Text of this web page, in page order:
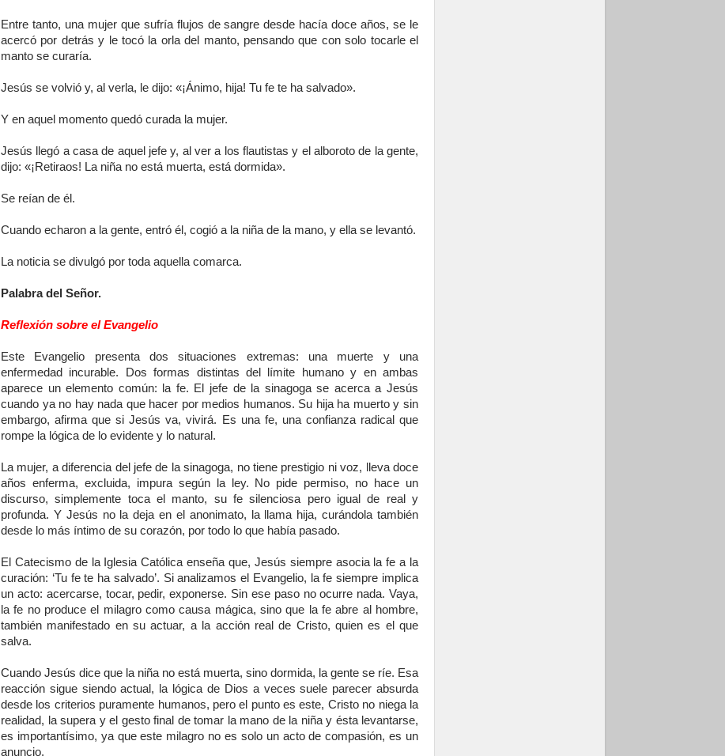
Entre tanto, una mujer que sufría flujos de sangre desde hacía doce años, se le
acercó por detrás y le tocó la orla del manto, pensando que con solo tocarle el
manto se curaría.
Jesús se volvió y, al verla, le dijo: «¡Ánimo, hija! Tu fe te ha salvado».
Y en aquel momento quedó curada la mujer.
Jesús llegó a casa de aquel jefe y, al ver a los flautistas y el alboroto de la gente,
dijo: «¡Retiraos! La niña no está muerta, está dormida».
Se reían de él.
Cuando echaron a la gente, entró él, cogió a la niña de la mano, y ella se levantó.
La noticia se divulgó por toda aquella comarca.
Palabra del Señor.
Reflexión sobre el Evangelio
Este Evangelio presenta dos situaciones extremas: una muerte y una
enfermedad incurable. Dos formas distintas del límite humano y en ambas
aparece un elemento común: la fe. El jefe de la sinagoga se acerca a Jesús
cuando ya no hay nada que hacer por medios humanos. Su hija ha muerto y sin
embargo, afirma que si Jesús va, vivirá. Es una fe, una confianza radical que
rompe la lógica de lo evidente y lo natural.
La mujer, a diferencia del jefe de la sinagoga, no tiene prestigio ni voz, lleva doce
años enferma, excluida, impura según la ley. No pide permiso, no hace un
discurso, simplemente toca el manto, su fe silenciosa pero igual de real y
profunda. Y Jesús no la deja en el anonimato, la llama hija, curándola también
desde lo más íntimo de su corazón, por todo lo que había pasado.
El Catecismo de la Iglesia Católica enseña que, Jesús siempre asocia la fe a la
curación: ‘Tu fe te ha salvado’. Si analizamos el Evangelio, la fe siempre implica
un acto: acercarse, tocar, pedir, exponerse. Sin ese paso no ocurre nada. Vaya,
la fe no produce el milagro como causa mágica, sino que la fe abre al hombre,
también manifestado en su actuar, a la acción real de Cristo, quien es el que
salva.
Cuando Jesús dice que la niña no está muerta, sino dormida, la gente se ríe. Esa
reacción sigue siendo actual, la lógica de Dios a veces suele parecer absurda
desde los criterios puramente humanos, pero el punto es este, Cristo no niega la
realidad, la supera y el gesto final de tomar la mano de la niña y ésta levantarse,
es importantísimo, ya que este milagro no es solo un acto de compasión, es un
anuncio.